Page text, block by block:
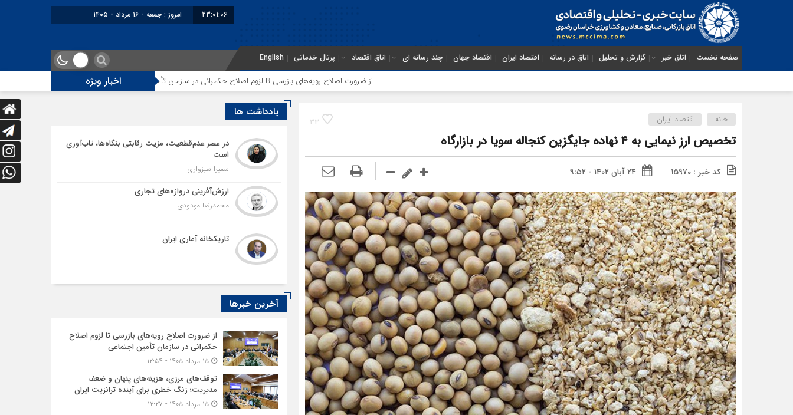
23:01:06 امروز : جمعه - ۱۶ مرداد - ۱۴۰۵
صفحه نخست اتاق خبر گزارش و تحلیل اتاق در رسانه اقتصاد ایران اقتصاد جهان چند رسانه ای اتاق اقتصاد پرتال خدماتی English
اخبار ویژه از ضرورت اصلاح رویه‌های بازرسی تا لزوم اصلاح حکمرانی در سازمان تأمین اجتماعی توقف‌های مرزی، هزینه‌های پنهان و
33 خانه اقتصاد ایران
تخصیص ارز نیمایی به ۴ نهاده جایگزین کنجاله سویا در بازارگاه
کد خبر : 15970 ۲۴ آبان ۱۴۰۲ - ۹:۵۲
یادداشت ها
در عصر عدم‌قطعیت، مزیت رقابتی بنگاه‌ها، تاب‌آوری
است
سمیرا سبزواری
ارزش‌آفرینی دروازه‌های تجاری
محمدرضا مودودی
تاریکخانه آماری ایران
آخرین خبرها
از ضرورت اصلاح رویه‌های بازرسی تا لزوم اصلاح
حکمرانی در سازمان تأمین اجتماعی
۱۵ مرداد ۱۴۰۵ - ۱۲:۵۴
توقف‌های مرزی، هزینه‌های پنهان و ضعف
مدیریت؛ زنگ خطری برای آینده ترانزیت ایران
۱۵ مرداد ۱۴۰۵ - ۱۲:۲۷